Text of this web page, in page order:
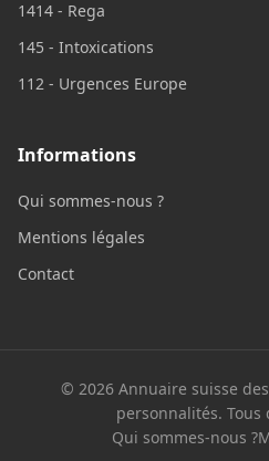
1414 - Rega
145 - Intoxications
112 - Urgences Europe
Informations
Qui sommes-nous ?
Mentions légales
Contact
© 2026 Annuaire suisse
personnalités. Tous
Qui sommes-nous ?